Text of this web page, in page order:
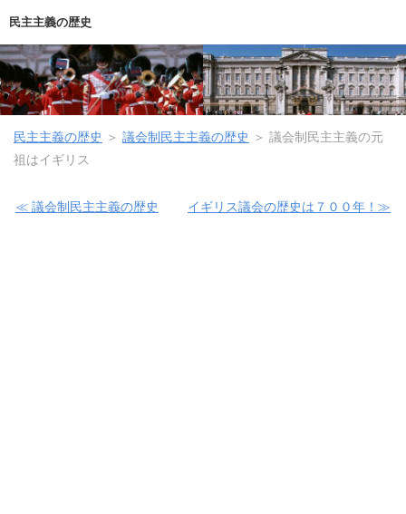
民主主義の歴史
民主主義の歴史 ＞ 議会制民主主義の歴史 ＞ 議会制民主主義の元
祖はイギリス
≪ 議会制民主主義の歴史 イギリス議会の歴史は７００年！≫